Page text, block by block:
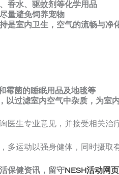
香水、驱蚊剂等化学用品
量避免饲养宠物
是室内卫生，空气的流畅与净
霉菌的睡眠用品及地毯等
以过滤室内空气中杂质，为室
医生专业意见，并接受相关治
多运动以强身健体，同时摄取
保健资讯，留守NESH活动网页